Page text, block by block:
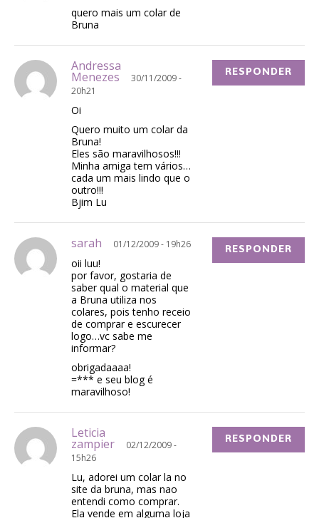
quero mais um colar de
Bruna
Andressa
Menezes
30/11/2009 -
20h21
Oi
Quero muito um colar da
Bruna!
Eles são maravilhosos!!!
Minha amiga tem vários…
cada um mais lindo que o
outro!!!
Bjim Lu
RESPONDER
sarah 01/12/2009 - 19h26
oii luu!
por favor, gostaria de
saber qual o material que
a Bruna utiliza nos
colares, pois tenho receio
de comprar e escurecer
logo…vc sabe me
informar?
obrigadaaaa!
=*** e seu blog é
maravilhoso!
RESPONDER
Leticia
zampier
02/12/2009 -
15h26
Lu, adorei um colar la no
site da bruna, mas nao
entendi como comprar.
Ela vende em alguma loja
RESPONDER